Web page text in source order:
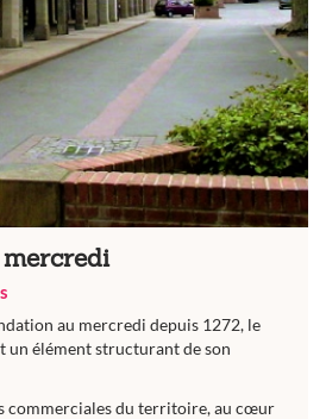
au mercredi depuis 1272, le
un élément structurant de son
commerciales du territoire, au cœur